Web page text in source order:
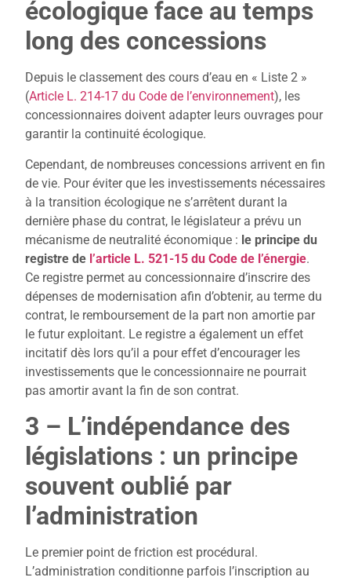
écologique face au temps
long des concessions
Depuis le classement des cours d’eau en « Liste 2 »
(Article L. 214-17 du Code de l’environnement), les
concessionnaires doivent adapter leurs ouvrages pour
garantir la continuité écologique.
Cependant, de nombreuses concessions arrivent en fin
de vie. Pour éviter que les investissements nécessaires
à la transition écologique ne s’arrêtent durant la
dernière phase du contrat, le législateur a prévu un
mécanisme de neutralité économique : le principe du
registre de l’article L. 521-15 du Code de l’énergie.
Ce registre permet au concessionnaire d’inscrire des
dépenses de modernisation afin d’obtenir, au terme du
contrat, le remboursement de la part non amortie par
le futur exploitant. Le registre a également un effet
incitatif dès lors qu’il a pour effet d’encourager les
investissements que le concessionnaire ne pourrait
pas amortir avant la fin de son contrat.
3 – L’indépendance des
législations : un principe
souvent oublié par
l’administration
Le premier point de friction est procédural.
L’administration conditionne parfois l’inscription au